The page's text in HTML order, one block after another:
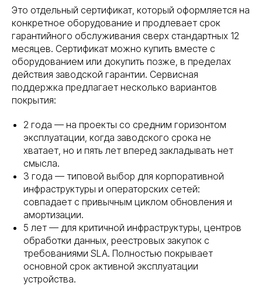
Это отдельный сертификат, который оформляется на
конкретное оборудование и продлевает срок
гарантийного обслуживания сверх стандартных 12
месяцев. Сертификат можно купить вместе с
оборудованием или докупить позже, в пределах
действия заводской гарантии. Сервисная
поддержка предлагает несколько вариантов
покрытия:
2 года — на проекты со средним горизонтом
эксплуатации, когда заводского срока не
хватает, но и пять лет вперед закладывать нет
смысла.
3 года — типовой выбор для корпоративной
инфраструктуры и операторских сетей:
совпадает с привычным циклом обновления и
амортизации.
5 лет — для критичной инфраструктуры, центров
обработки данных, реестровых закупок с
требованиями SLA. Полностью покрывает
основной срок активной эксплуатации
устройства.